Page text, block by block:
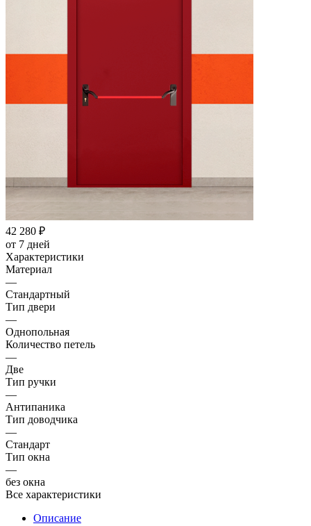
42 280 ₽
от 7 дней
Характеристики
Материал
—
Стандартный
Тип двери
—
Однопольная
Количество петель
—
Две
Тип ручки
—
Антипаника
Тип доводчика
—
Стандарт
Тип окна
—
без окна
Все характеристики
Описание